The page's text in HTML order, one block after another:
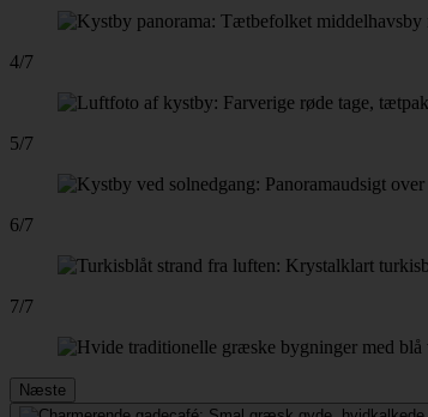
4/7
5/7
6/7
7/7
Næste